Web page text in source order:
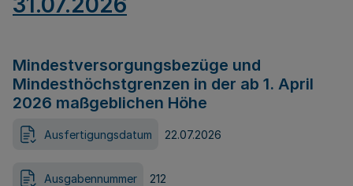
Mindestversorgungsbezüge und
Mindesthöchstgrenzen in der ab 1. April
2026 maßgeblichen Höhe
Ausfertigungsdatum 22.07.2026
Ausgabennummer 212